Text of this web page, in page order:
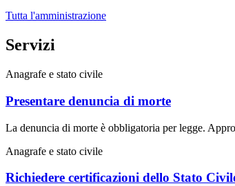
Tutta l'amministrazione
Servizi
Anagrafe e stato civile
Presentare denuncia di morte
La denuncia di morte è obbligatoria per legge.
Anagrafe e stato civile
Richiedere certificazioni dello Stato